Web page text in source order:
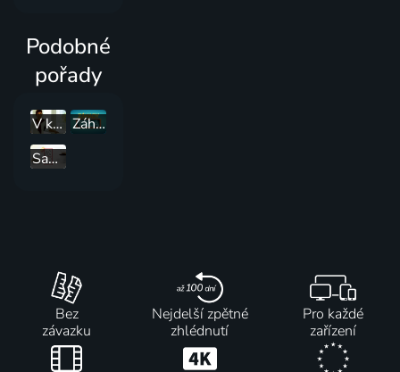
Podobné
pořady
V kondici
Záhady tela
Sama doma
Bez
závazku
Nejdelší zpětné
zhlédnutí
Pro každé
zařízení